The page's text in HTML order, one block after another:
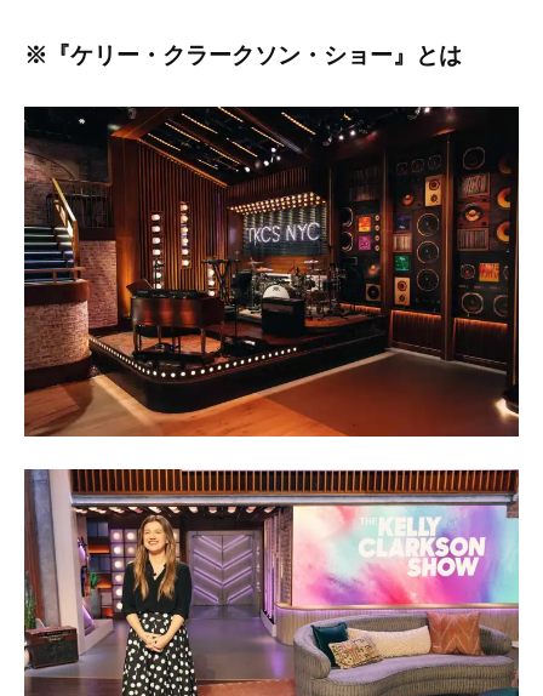
※『ケリー・クラークソン・ショー』とは